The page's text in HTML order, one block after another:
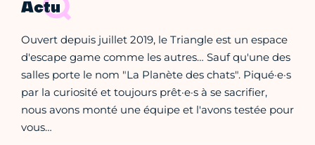
Actu
Ouvert depuis juillet 2019, le Triangle est un espace
d'escape game comme les autres… Sauf qu'une des
salles porte le nom "La Planète des chats". Piqué·e·s
par la curiosité et toujours prêt·e·s à se sacrifier,
nous avons monté une équipe et l'avons testée pour
vous…